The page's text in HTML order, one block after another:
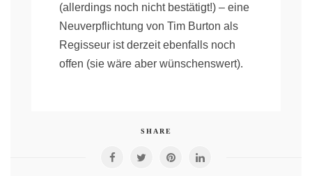
(allerdings noch nicht bestätigt!) – eine
Neuverpflichtung von Tim Burton als
Regisseur ist derzeit ebenfalls noch
offen (sie wäre aber wünschenswert).
SHARE